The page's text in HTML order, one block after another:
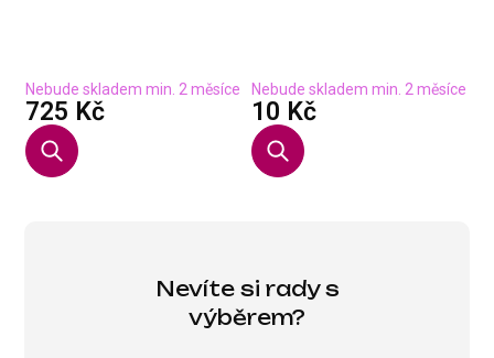
Nebude skladem min. 2 měsíce
725 Kčs DPH
Nebude skladem min. 2 měsíce
10 Kčs DPH
Nevíte si rady s
výběrem?